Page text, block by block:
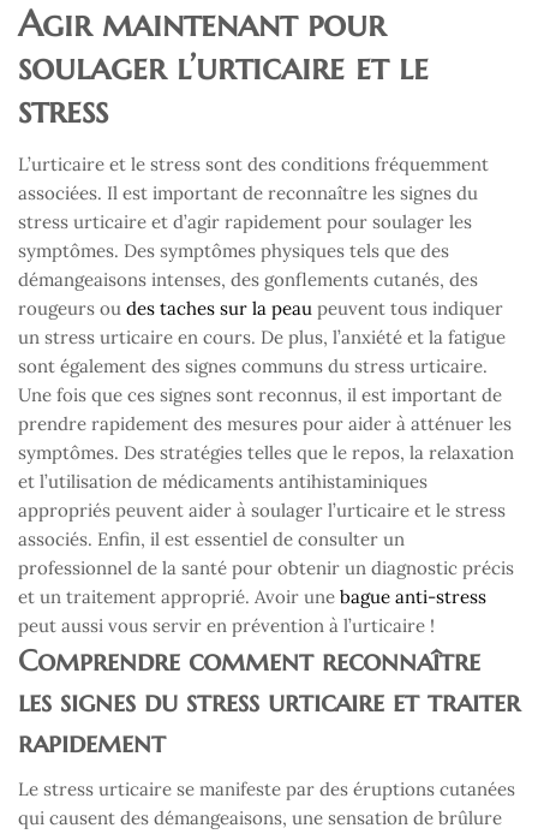
Agir maintenant pour
soulager l’urticaire et le
stress
L’urticaire et le stress sont des conditions fréquemment
associées. Il est important de reconnaître les signes du
stress urticaire et d’agir rapidement pour soulager les
symptômes. Des symptômes physiques tels que des
démangeaisons intenses, des gonflements cutanés, des
rougeurs ou des taches sur la peau peuvent tous indiquer
un stress urticaire en cours. De plus, l’anxiété et la fatigue
sont également des signes communs du stress urticaire.
Une fois que ces signes sont reconnus, il est important de
prendre rapidement des mesures pour aider à atténuer les
symptômes. Des stratégies telles que le repos, la relaxation
et l’utilisation de médicaments antihistaminiques
appropriés peuvent aider à soulager l’urticaire et le stress
associés. Enfin, il est essentiel de consulter un
professionnel de la santé pour obtenir un diagnostic précis
et un traitement approprié. Avoir une bague anti-stress
peut aussi vous servir en prévention à l’urticaire !
Comprendre comment reconnaître
les signes du stress urticaire et traiter
rapidement
Le stress urticaire se manifeste par des éruptions cutanées
qui causent des démangeaisons, une sensation de brûlure